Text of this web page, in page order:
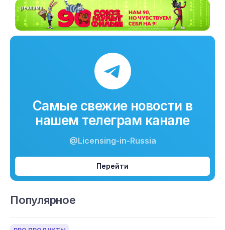
реклама
Самые свежие новости в
нашем телеграм канале
@Licensing-in-Russia
Перейти
Популярное